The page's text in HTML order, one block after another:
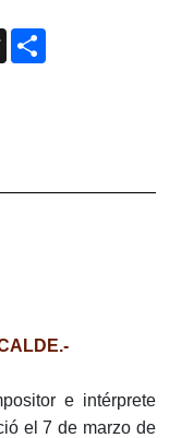
ThreadsCompartir
e intérprete
el 7 de marzo de